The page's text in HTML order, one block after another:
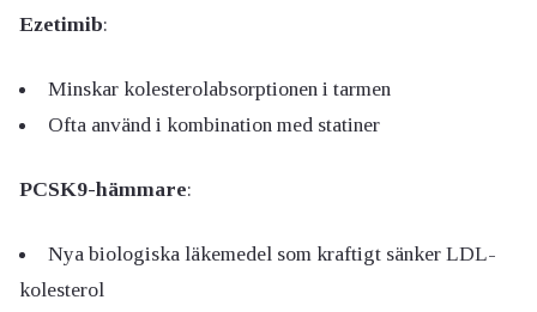
Ezetimib:
Minskar kolesterolabsorptionen i tarmen
Ofta använd i kombination med statiner
PCSK9-hämmare:
Nya biologiska läkemedel som kraftigt sänker LDL-
kolesterol